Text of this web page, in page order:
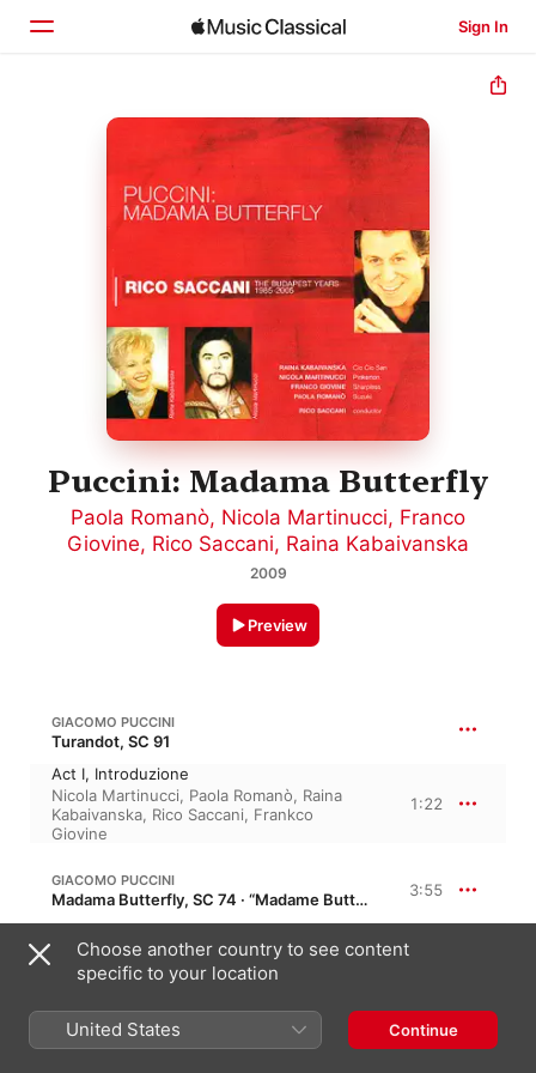
Sign In
Home
Search
Puccini: Madama Butterfly
Paola Romanò, Nicola Martinucci, Franco
Giovine, Rico Saccani, Raina Kabaivanska
2009
Preview
GIACOMO PUCCINI
Turandot, SC 91
Act I, Introduzione
Nicola Martinucci, Paola Romanò, Raina
Kabaivanska, Rico Saccani, Frankco
Giovine
1:22
GIACOMO PUCCINI
Madama Butterfly, SC 74 · “Madame Butterfly” 3:55
Rico Saccani ,Frankco Giovine, Nicola
Martinucci,Paola Romanò,Raina
Act I, Scene II, "Sorride Vostro Onore..."
Frankco Giovine, Nicola Martinucci
Romanò,Raina Kabaivanska,Rico Saccani
2:03
Choose another country to see content
specific to your location
United States Continue